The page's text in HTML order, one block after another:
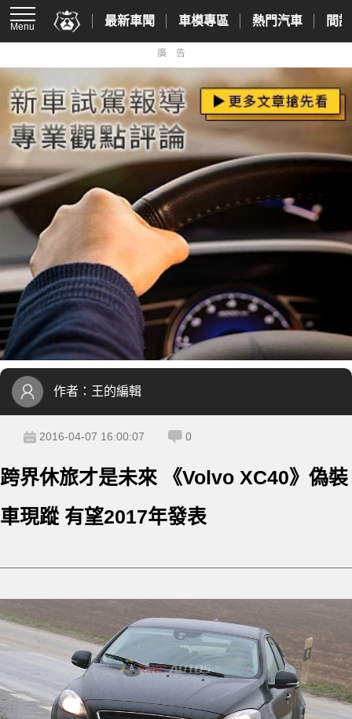
Menu 最新車聞 車模專區 熱門汽車 間
廣告
作者： 王的編輯
2016-04-07 16:00:07 0
跨界休旅才是未來 《Volvo XC40》偽裝
車現蹤 有望2017年發表